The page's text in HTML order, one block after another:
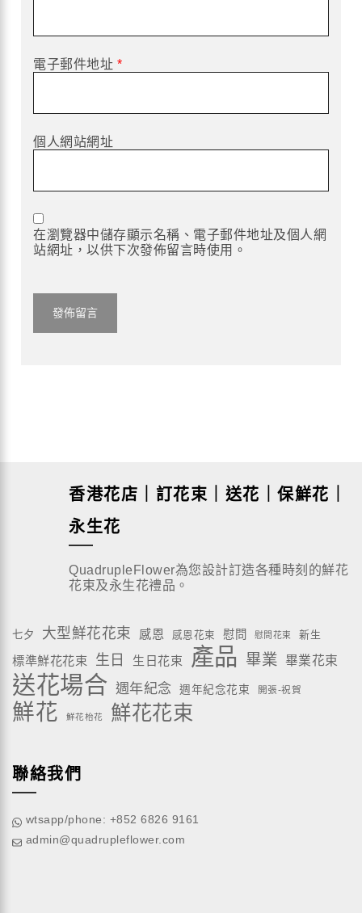
電子郵件地址 *
個人網站網址
在瀏覽器中儲存顯示名稱、電子郵件地址及個人網
站網址，以供下次發佈留言時使用。
香港花店｜訂花束｜送花｜保鮮花｜
永生花
QuadrupleFlower為您設計訂造各種時刻的鮮花
花束及永生花禮品。
七夕 大型鮮花花束 感恩 感恩花束 慰問 慰問花束 新生
標準鮮花花束 生日 生日花束 產品 畢業 畢業花束
送花場合 週年紀念 週年紀念花束 開張-祝賀
鮮花 鮮花枱花 鮮花花束
聯絡我們
wtsapp/phone: +852 6826 9161
admin@quadrupleflower.com